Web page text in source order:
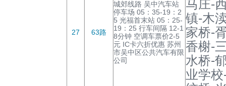
27 63路
城郊线路 吴中汽车站
停车场 05：35-19：2
5 光福首末站 05：25-
19：25 行车间隔 12-1
8分钟 空调车票价2-5
元 IC卡六折优惠 苏州
市吴中区公共汽车有限
公司
马庄-
镇-木
家桥-
香榭-
水桥-
业学